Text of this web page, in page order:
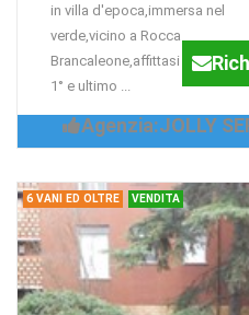
in villa d'epoca,immersa nel
verde,vicino a Rocca
Brancaleone,affittasi
1° e ultimo ...
Agenzia:JOLLY
6 VANI ED OLTRE VENDITA